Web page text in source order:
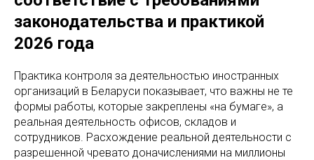
законодательства и практикой
2026 года
Практика контроля за деятельностью иностранных
организаций в Беларуси показывает, что важны не те
формы работы, которые закреплены «на бумаге», а
реальная деятельность офисов, складов и
сотрудников. Расхождение реальной деятельности с
разрешенной чревато доначислениями на миллионы